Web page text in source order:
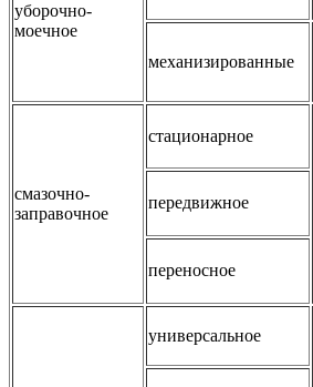
уборочно-
моечное
механизированные
смазочно-
заправочное
стационарное
передвижное
переносное
универсальное